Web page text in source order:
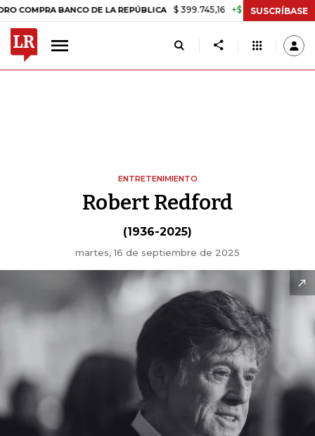
BANCO DE LA REPÚBLICA $ 399.745,16 +$ 2.295,71 +0,58%
SUSCRÍBASE
ENTRETENIMIENTO
Robert Redford
(1936-2025)
martes, 16 de septiembre de 2025